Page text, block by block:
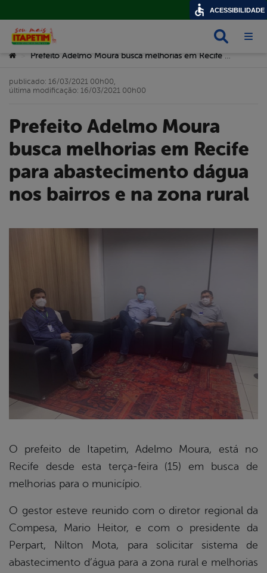
Você está aqui: Prefeito Adelmo Moura busca melhorias em Recife para abastecimento dágua nos bairros e na zona rural
Prefeito Adelmo Moura
busca melhorias em Recife
para abastecimento dágua
nos bairros e na zona rural
publicado: 16/03/2021 00h00,
última modificação: 16/03/2021 00h00
O prefeito de Itapetim, Adelmo Moura, está no
Recife desde esta terça-feira (15) em busca de
melhorias para o município.
O gestor esteve reunido com o diretor regional da
Compesa, Mario Heitor, e com o presidente da
Perpart, Nilton Mota, para solicitar sistema de
abastecimento d’água para a zona rural e melhorias
ACESSIBILIDADE